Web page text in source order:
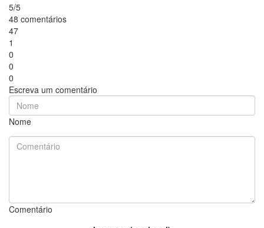
5/5
48 comentários
47
1
0
0
0
Escreva um comentário
Nome
Comentário